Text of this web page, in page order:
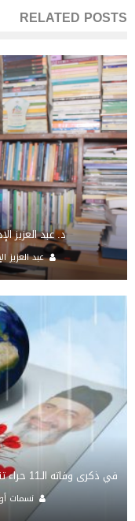
RELATED POSTS
د. عبد العزيز
عبد العزيز
في ذكرى وفاته الـ11 حراء تنظم ندوة بعنوان: “فريد الأنصاري مفكرًا وأديبًا”
نسمات